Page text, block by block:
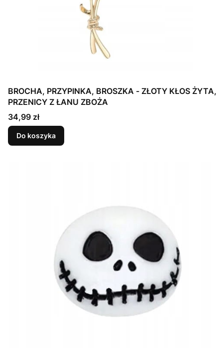
BROCHA, PRZYPINKA, BROSZKA - ZŁOTY KŁOS ŻYTA,
PRZENICY Z ŁANU ZBOŻA
Cena
34,99 zł
Do koszyka